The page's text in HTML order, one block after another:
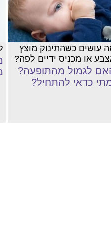
עושים כשהתינוק מוצץ
או מכניס ידיים לפה?
לגמול מהתופעה?
כדאי להתחיל?